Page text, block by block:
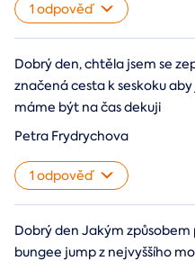
1 odpověď
Dobrý den, chtěla jsem se
značená cesta k seskoku
máme být na čas dekuji
Petra Frydrychova
1 odpověď
Dobrý den Jakým
bungee jump z nejvyššího